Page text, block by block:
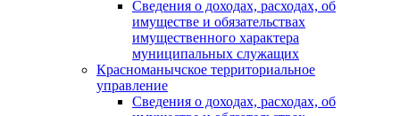
Сведения о доходах, расходах, об
имуществе и обязательствах
имущественного характера
муниципальных служащих
Красноманычское территориальное
управление
Сведения о доходах, расходах, об